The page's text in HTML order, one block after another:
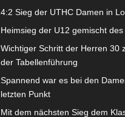
4:2 Sieg der UTHC Damen in
Heimsieg der U12 gemischt
Wichtiger Schritt der Herren 30
der Tabellenführung
Spannend war es bei den
letzten Punkt
Mit dem nächsten Sieg dem